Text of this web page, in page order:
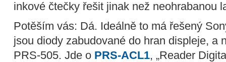
inkové čtečky řešit jinak než neohrabanou
Potěším vás: Dá. Ideálně to má řešený
jsou diody zabudované do hran displeje, a
PRS-505. Jde o PRS-ACL1, „Reader